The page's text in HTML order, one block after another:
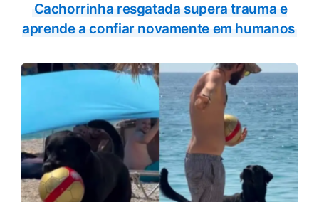
Cachorrinha resgatada supera trauma e
aprende a confiar novamente em humanos